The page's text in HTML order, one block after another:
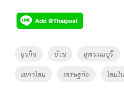
e
b
o
o
k
tt
er
p
y
Li
k
Tags
ธุรกิจ บ้าน สุพรรณบุรี
เมกาโฮม เศรษฐกิจ โฮมโ